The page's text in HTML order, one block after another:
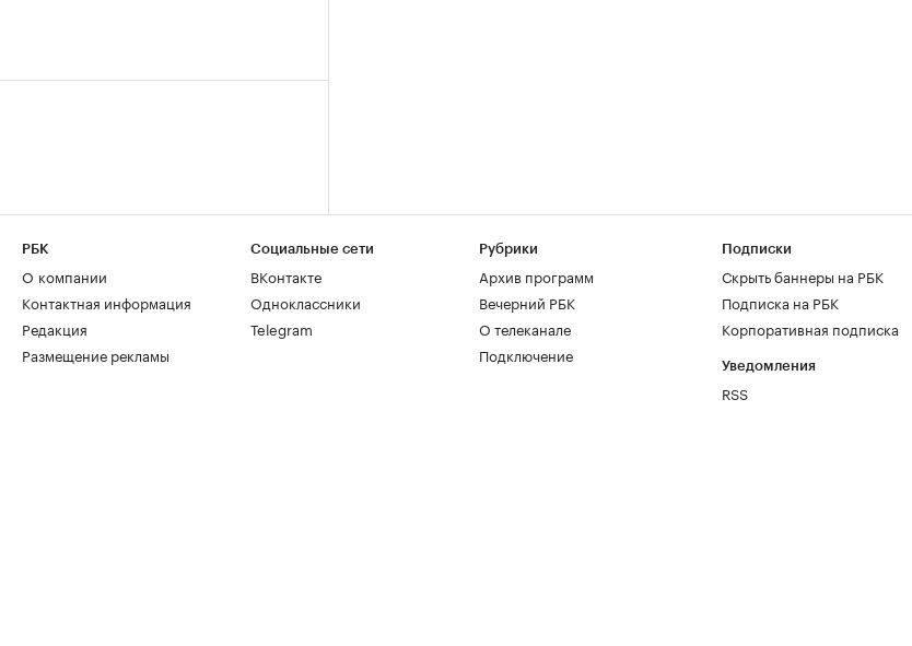
РБК
О компании
Контактная информация
Редакция
Размещение рекламы
Социальные сети
ВКонтакте
Одноклассники
Telegram
Рубрики
Архив программ
Вечерний РБК
О телеканале
Подключение
Подписки
Скрыть баннеры на РБК
Подписка на РБК
Корпоративная подписка
Уведомления
RSS